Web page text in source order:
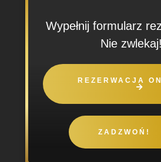
Wypełnij formularz
Nie zwlekaj!
REZERWACJA
ZADZWOŃ!